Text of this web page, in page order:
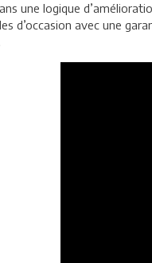
une logique
d’occasion avec une